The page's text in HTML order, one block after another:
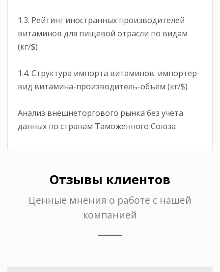
1.3. Рейтинг иностранных производителей
витаминов для пищевой отрасли по видам
(кг/$)
1.4. Структура импорта витаминов: импортер-
вид витамина-производитель-объем (кг/$)
Анализ внешнеторгового рынка без учета
данных по странам Таможенного Союза
Отзывы клиентов
Ценные мнения о работе с нашей
компанией